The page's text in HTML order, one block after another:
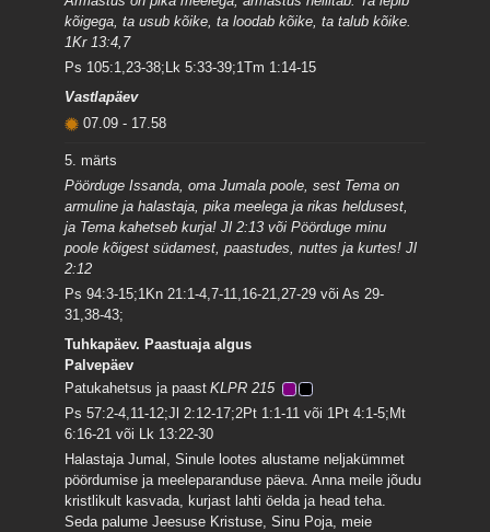
kõigega, ta usub kõike, ta loodab kõike, ta talub kõike.
1Kr 13:4,7
Ps 105:1,23-38;Lk 5:33-39;1Tm 1:14-15
Vastlapäev
07.09- 17.58
5. märts
Pöörduge Issanda, oma Jumala poole, sest Tema on
armuline ja halastaja, pika meelega ja rikas heldusest,
ja Tema kahetseb kurja! Jl 2:13 või Pöörduge minu
poole kõigest südamest, paastudes, nuttes ja kurtes! Jl
2:12
Ps 94:3-15;1Kn 21:1-4,7-11,16-21,27-29 või As 29-
31,38-43;
Tuhkapäev. Paastuaja algus
Palvepäev
Patukahetsus ja paast KLPR 215
Ps 57:2-4,11-12;Jl 2:12-17;2Pt 1:1-11 või 1Pt 4:1-5;Mt
6:16-21 või Lk 13:22-30
Halastaja Jumal, Sinule lootes alustame neljakümmet
pöördumise ja meeleparanduse päeva. Anna meile jõudu
kristlikult kasvada, kurjast lahti öelda ja head teha.
Seda palume Jeesuse Kristuse, Sinu Poja, meie